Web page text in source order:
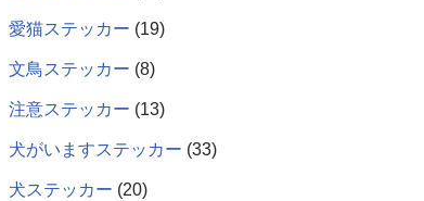
愛猫ステッカー 19
文鳥ステッカー 8
注意ステッカー 13
犬がいますステッカー 33
犬ステッカー 20